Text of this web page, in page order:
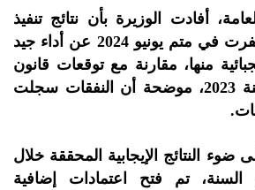
أفادت الوزيرة بأن نتائج تنفيذ
قانون المالية قد أسفرت في متم يونيو 2024 عن أداء جيد
منها، مقارنة مع توقعات قانون
المالية ومع نتائج سنة 2023، موضحة أن النفقات سجلت
ضوء النتائج الإيجابية المحققة خلال
السنة، تم فتح اعتمادات إضافية